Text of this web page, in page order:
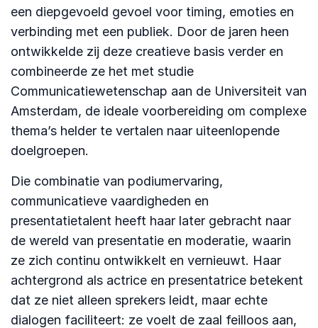
een diepgevoeld gevoel voor timing, emoties en
verbinding met een publiek. Door de jaren heen
ontwikkelde zij deze creatieve basis verder en
combineerde ze het met studie
Communicatiewetenschap aan de Universiteit van
Amsterdam, de ideale voorbereiding om complexe
thema’s helder te vertalen naar uiteenlopende
doelgroepen.
Die combinatie van podiumervaring,
communicatieve vaardigheden en
presentatietalent heeft haar later gebracht naar
de wereld van presentatie en moderatie, waarin
ze zich continu ontwikkelt en vernieuwt. Haar
achtergrond als actrice en presentatrice betekent
dat ze niet alleen sprekers leidt, maar echte
dialogen faciliteert: ze voelt de zaal feilloos aan,